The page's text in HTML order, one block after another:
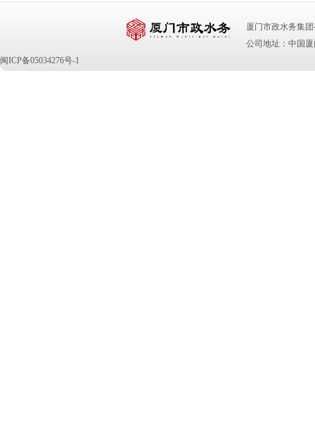
厦门市政水务集团
公司地址：中国
闽ICP备05034276号-1